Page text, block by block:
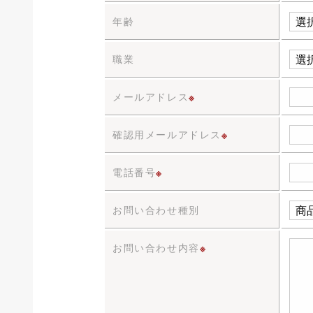
年齢
職業
メールアドレス※
確認用メールアドレス ※
電話番号※
お問い合わせ種別
お問い合わせ内容※